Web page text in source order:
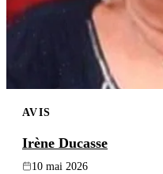
AVIS
Irène Ducasse
10 mai 2026